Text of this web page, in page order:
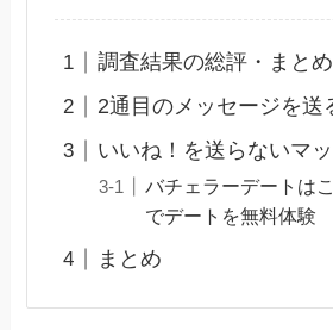
調査結果の総評・まとめ
2通目のメッセージを送
いいね！を送らないマ
バチェラーデートは
でデートを無料体験
まとめ